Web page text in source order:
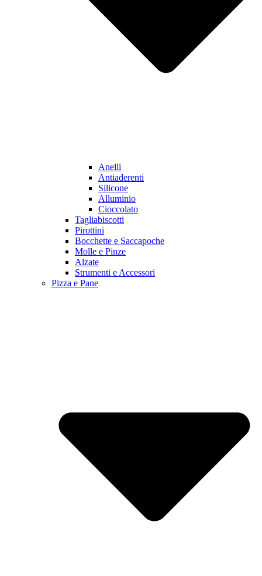
Anelli
Antiaderenti
Silicone
Alluminio
Cioccolato
Tagliabiscotti
Pirottini
Bocchette e Saccapoche
Molle e Pinze
Alzate
Strumenti e Accessori
Pizza e Pane